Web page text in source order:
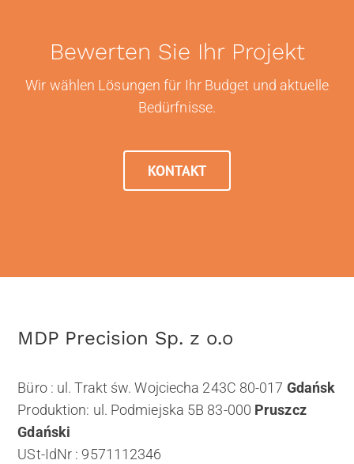
Bewerten Sie Ihr Projekt
Wir wählen Lösungen für Ihr Budget und aktuelle
Bedürfnisse.
KONTAKT
MDP Precision Sp. z o.o
Büro : ul. Trakt św. Wojciecha 243C 80-017 Gdańsk
Produktion: ul. Podmiejska 5B 83-000 Pruszcz
Gdański
USt-IdNr : 9571112346